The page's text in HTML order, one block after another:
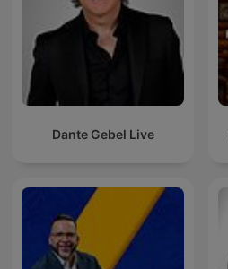
Dante Gebel Live